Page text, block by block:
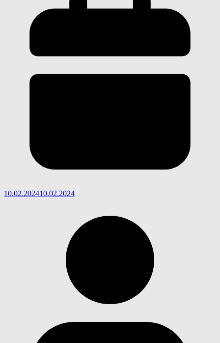
10.02.202410.02.2024